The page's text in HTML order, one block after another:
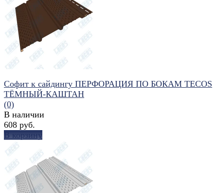
избранное сравнить
избранное сравнить
Софит к сайдингу ПЕРФОРАЦИЯ ПО БОКАМ TECOS
ТЁМНЫЙ-КАШТАН
(0)
В наличии
608 руб.
В корзину